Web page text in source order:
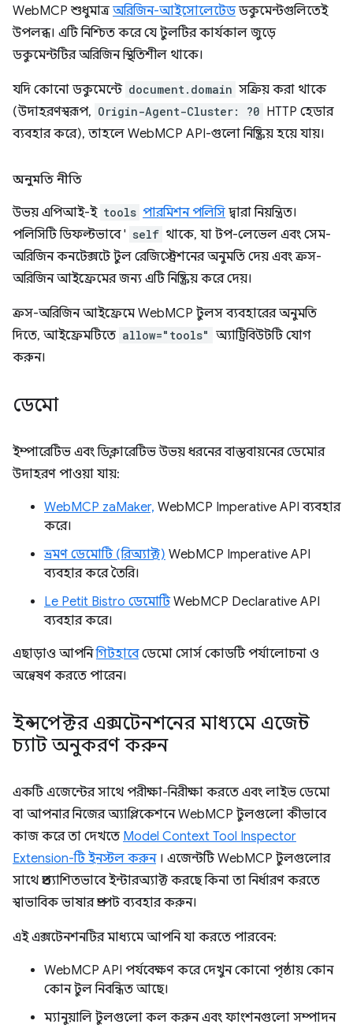
WebMCP শুধুমাত্র অরিজিন-আইসোলেটেডডকুমেন্টগুলিতেই
উপলব্ধ। এটি নিশ্চিত করে যে টুলটির কার্যকাল জুড়ে
ডকুমেন্টটির অরিজিন স্থিতিশীল থাকে।
যদি কোনো ডকুমেন্টে document.domain সক্রিয় করা থাকে
(উদাহরণস্বরূপ, Origin-Agent-Cluster: ?0 HTTP হেডার
ব্যবহার করে), তাহলে WebMCP API-গুলো নিষ্ক্রিয় হয়ে যায়।
অনুমতি নীতি
উভয় এপিআই-ই tools পারমিশন পলিসি দ্বারা নিয়ন্ত্রিত।
পলিসিটি ডিফল্টভাবে ' self থাকে, যা টপ-লেভেল এবং সেম-
অরিজিন কনটেক্সটে টুল রেজিস্ট্রেশনের অনুমতি দেয় এবং ক্রস-
অরিজিন আইফ্রেমের জন্য এটি নিষ্ক্রিয় করে দেয়।
ক্রস-অরিজিন আইফ্রেমে WebMCP টুলস ব্যবহারের অনুমতি
দিতে, আইফ্রেমটিতে allow="tools" অ্যাট্রিবিউটটি যোগ
করুন।
ডেমো
ইম্পারেটিভ এবং ডিক্লারেটিভ উভয় ধরনের বাস্তবায়নের ডেমোর
উদাহরণ পাওয়া যায়:
WebMCP zaMaker, WebMCP Imperative API ব্যবহার
করে।
ভ্রমণ ডেমোটি (রিঅ্যাক্ট) WebMCP Imperative API
ব্যবহার করে তৈরি।
Le Petit Bistro ডেমোটিWebMCP Declarative API
ব্যবহার করে।
এছাড়াও আপনিগিটহাবেডেমো সোর্স কোডটি পর্যালোচনা ও
অন্বেষণ করতে পারেন।
ইন্সপেক্টর এক্সটেনশনের মাধ্যমে এজেন্ট
চ্যাট অনুকরণ করুন
একটি এজেন্টের সাথে পরীক্ষা-নিরীক্ষা করতে এবং লাইভ ডেমো
বা আপনার নিজের অ্যাপ্লিকেশনে WebMCP টুলগুলো কীভাবে
কাজ করে তা দেখতে Model Context Tool Inspector
Extension-টি ইনস্টল করুন। এজেন্টটি WebMCP টুলগুলোর
সাথে প্রত্যাশিতভাবে ইন্টারঅ্যাক্ট করছে কিনা তা নির্ধারণ করতে
স্বাভাবিক ভাষার প্রম্পট ব্যবহার করুন।
এই এক্সটেনশনটির মাধ্যমে আপনি যা করতে পারবেন:
WebMCP API পর্যবেক্ষণ করে দেখুন কোনো পৃষ্ঠায় কোন
কোন টুল নিবন্ধিত আছে।
ম্যানুয়ালি টুলগুলো কল করুন এবং ফাংশনগুলো সম্পাদন